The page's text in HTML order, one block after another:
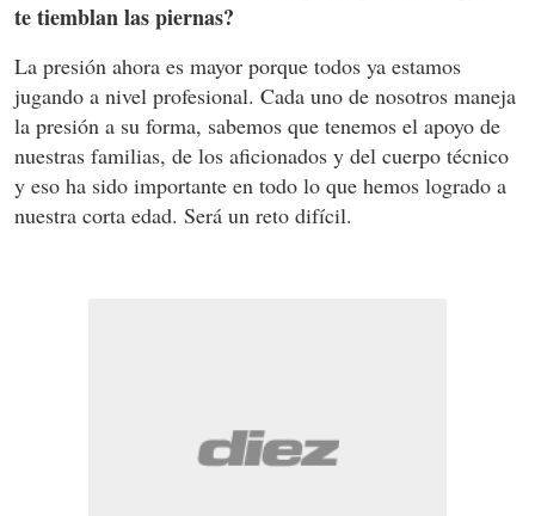
te tiemblan las piernas?
La presión ahora es mayor porque todos ya estamos
jugando a nivel profesional. Cada uno de nosotros maneja
la presión a su forma, sabemos que tenemos el apoyo de
nuestras familias, de los aficionados y del cuerpo técnico
y eso ha sido importante en todo lo que hemos logrado a
nuestra corta edad. Será un reto difícil.